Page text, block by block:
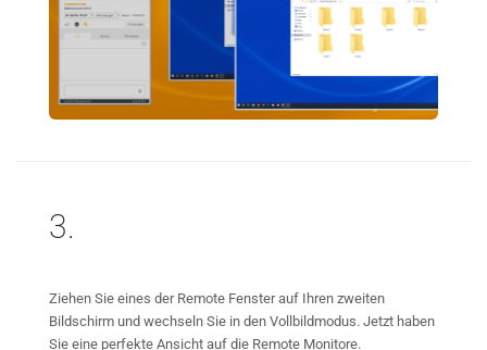
3.
Ziehen Sie eines der Remote Fenster auf Ihren zweiten
Bildschirm und wechseln Sie in den Vollbildmodus. Jetzt haben
Sie eine perfekte Ansicht auf die Remote Monitore.